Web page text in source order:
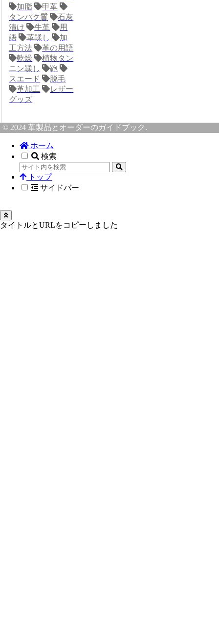
加脂
甲革
タンパク質
石灰
漬け
牛革
用
語
革鞣し
加
工方法
革の用語
乾燥
植物タン
ニン鞣し
鞄
スエード
脱毛
革加工
レザー
グッズ
© 2024 革製品とオーダーのガイドブック.
ホーム
検索
トップ
サイドバー
タイトルとURLをコピーしました